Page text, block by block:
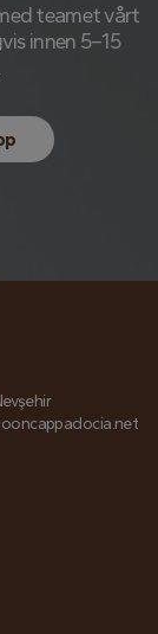
teamet vårt
innen 5–15